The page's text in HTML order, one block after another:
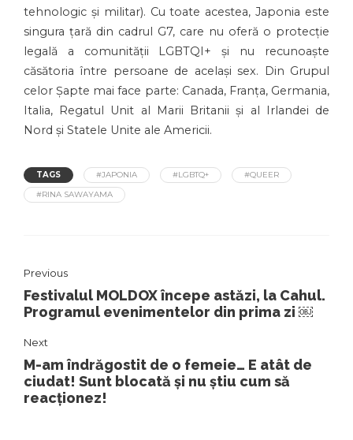
tehnologic și militar). Cu toate acestea, Japonia este
singura țară din cadrul G7, care nu oferă o protecție
legală a comunității LGBTQI+ și nu recunoaște
căsătoria între persoane de același sex. Din Grupul
celor Șapte mai face parte: Canada, Franța, Germania,
Italia, Regatul Unit al Marii Britanii și al Irlandei de
Nord și Statele Unite ale Americii.
TAGS #JAPONIA #LGBTQ+
#QUEER
#RINA SAWAYAMA
Previous
Festivalul MOLDOX începe astăzi, la Cahul.
Programul evenimentelor din prima zi ￼
Next
M-am îndrăgostit de o femeie… E atât de
ciudat! Sunt blocată și nu știu cum să
reacționez!